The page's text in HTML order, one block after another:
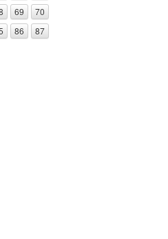
69
70
86
87